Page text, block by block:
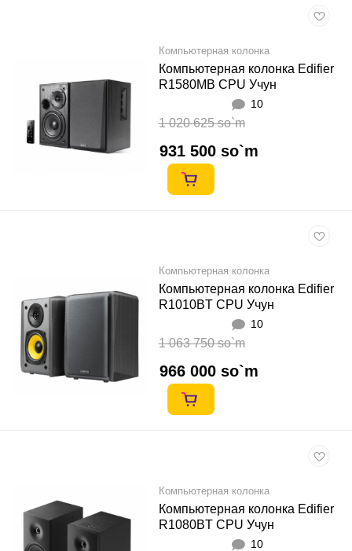
Компьютерная колонка
Компьютерная колонка Edifier
R1580MB CPU Учун
10
1 020 625 so`m
931 500 so`m
Компьютерная колонка
Компьютерная колонка Edifier
R1010BT CPU Учун
10
1 063 750 so`m
966 000 so`m
Компьютерная колонка
Компьютерная колонка Edifier
R1080BT CPU Учун
10